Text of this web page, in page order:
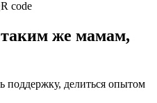
таким же мамам,
поддержку, делиться опытом